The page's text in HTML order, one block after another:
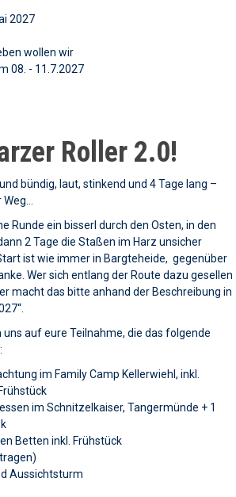
2027
wollen wir
08. - 11.7.2027
Roller 2.0!
bündig, laut, stinkend und 4 Tage lang –
Runde ein bisserl durch den Osten, in den
2 Tage die Staßen im Harz unsicher
ist wie immer in Bargteheide, gegenüber
Wer sich entlang der Route dazu gesellen
macht das bitte anhand der Beschreibung in
uns auf eure Teilnahme, die das folgende
im Family Camp Kellerwiehl, inkl.
im Schnitzelkaiser, Tangermünde + 1
Betten inkl. Frühstück
Aussichtsturm